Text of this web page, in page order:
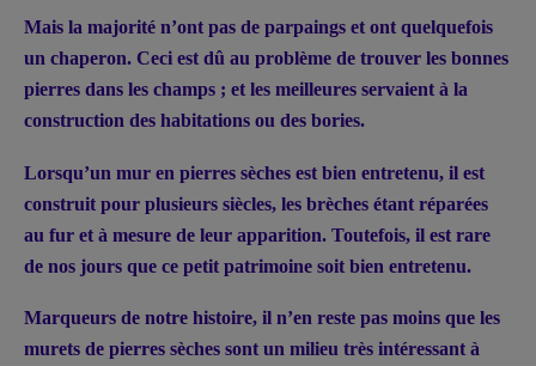
Mais la majorité n’ont pas de parpaings et ont quelquefois
un chaperon. Ceci est dû au problème de trouver les bonnes
pierres dans les champs ; et les meilleures servaient à la
construction des habitations ou des bories.
Lorsqu’un mur en pierres sèches est bien entretenu, il est
construit pour plusieurs siècles, les brèches étant réparées
au fur et à mesure de leur apparition. Toutefois, il est rare
de nos jours que ce petit patrimoine soit bien entretenu.
Marqueurs de notre histoire, il n’en reste pas moins que les
murets de pierres sèches sont un milieu très intéressant à